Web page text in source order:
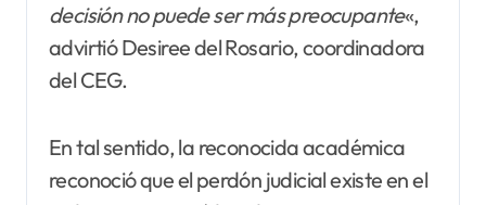
decisión no puede ser más preocupante«,
advirtió Desiree del Rosario, coordinadora
del CEG.
En tal sentido, la reconocida académica
reconoció que el perdón judicial existe en el